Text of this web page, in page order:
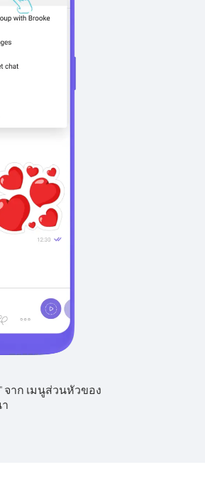
จาก เมนูส่วนหัวของ